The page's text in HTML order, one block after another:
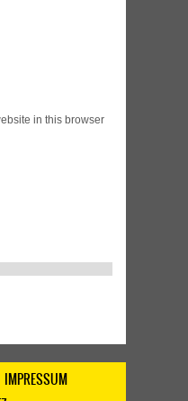
in this browser
IMPRESSUM